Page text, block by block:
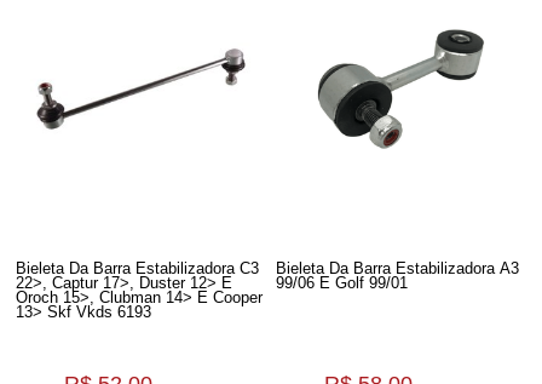
Bieleta Da Barra Estabilizadora C3
22>, Captur 17>, Duster 12> E
Oroch 15>, Clubman 14> E Cooper
13> Skf Vkds 6193
Bieleta Da Barra Estabilizadora A3
99/06 E Golf 99/01